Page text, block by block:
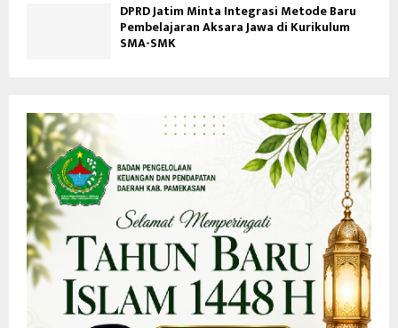
DPRD Jatim Minta Integrasi Metode Baru
Pembelajaran Aksara Jawa di Kurikulum
SMA-SMK